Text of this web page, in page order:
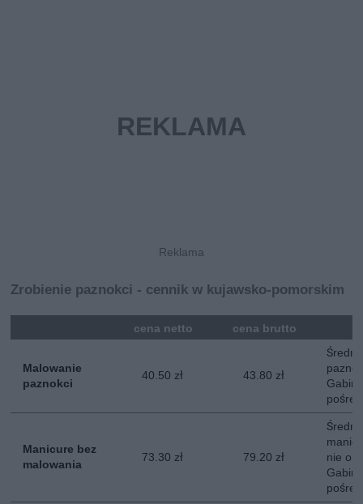
Zrobienie paznokci - cennik w kujawsko-pomorskim
cena netto cena brutto
Malowanie
paznokci
40.50 zł 43.80 zł
Średni
Manicure bez
malowania
73.30 zł 79.20 zł
Średni
nie